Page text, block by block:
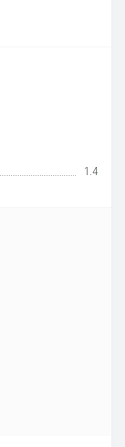
1.4